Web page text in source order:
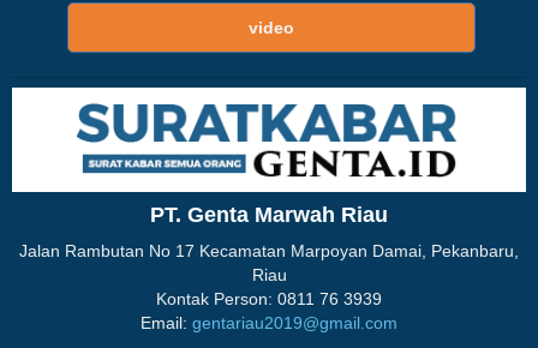
video
PT. Genta Marwah Riau
Jalan Rambutan No 17 Kecamatan Marpoyan Damai, Pekanbaru,
Riau
Kontak Person: 0811 76 3939
Email: gentariau2019@gmail.com